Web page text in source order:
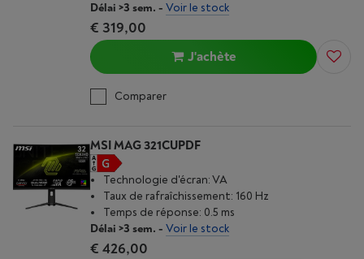
Délai >3 sem. - Voir le stock
€ 319,00
J'achète
Comparer
MSI MAG 321CUPDF
Technologie d'écran: VA
Taux de rafraîchissement: 160 Hz
Temps de réponse: 0.5 ms
Délai >3 sem. - Voir le stock
€ 426,00